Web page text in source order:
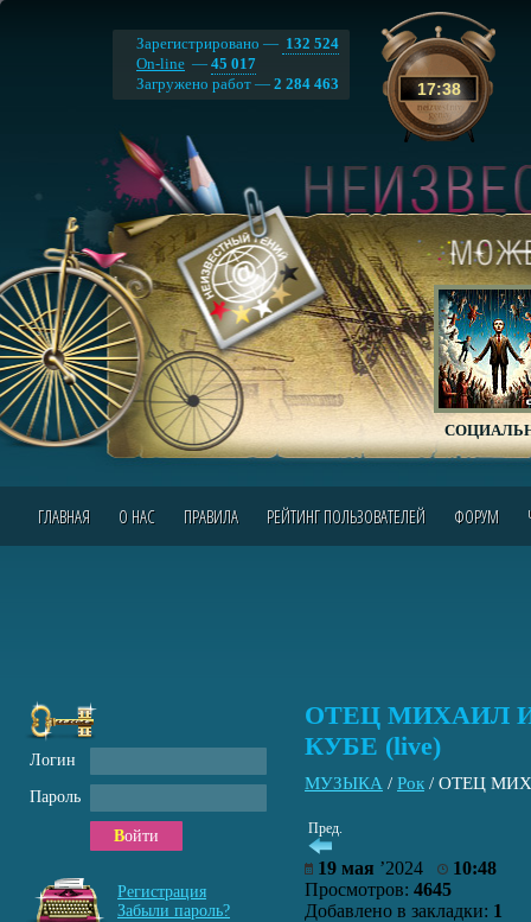
17:38
Зарегистрировано — 132 524
On-line — 45 017
Загружено работ — 2 284 463
ГЛАВНАЯ О НАС ПРАВИЛА РЕЙТИНГ ПОЛЬЗОВАТЕЛЕЙ ФОРУМ
ОТЕЦ МИХАИЛ
КУБЕ (live)
МУЗЫКА / Рок / ОТЕЦ
Пред.
19 мая ’2024
10:48
Просмотров: 4645
Добавлено в закладки: 1
Логин
Пароль
Войти
Регистрация
Забыли пароль?